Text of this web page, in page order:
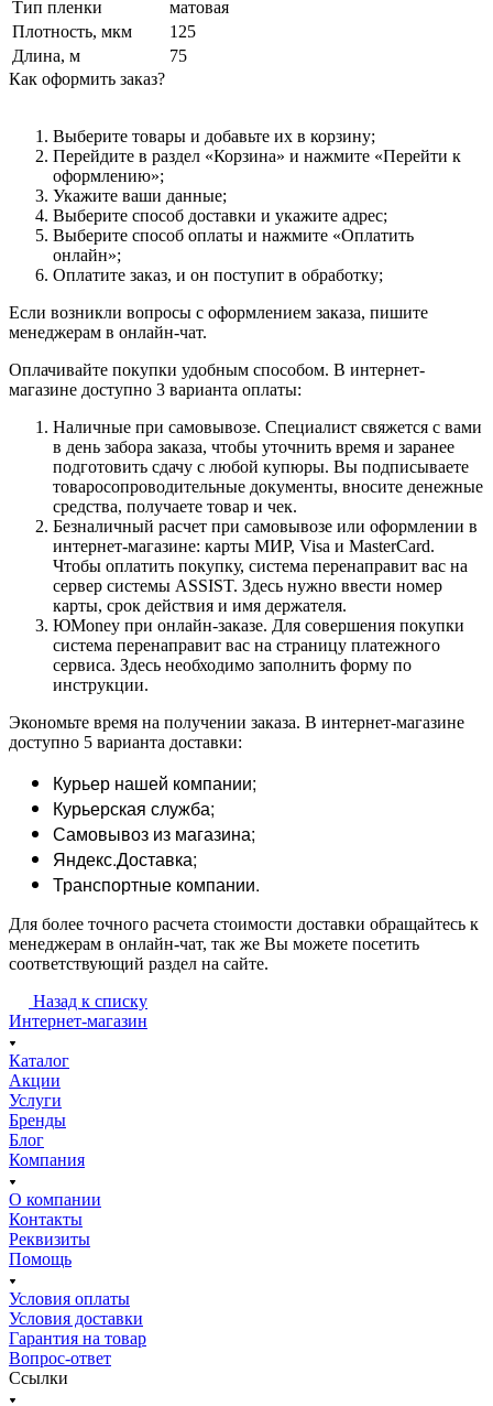
Тип пленки
матовая
Плотность, мкм
125
Длина, м
75
Как оформить заказ?
Выберите товары и добавьте их в корзину;
Перейдите в раздел «Корзина» и нажмите «Перейти к
оформлению»;
Укажите ваши данные;
Выберите способ доставки и укажите адрес;
Выберите способ оплаты и нажмите «Оплатить
онлайн»;
Оплатите заказ, и он поступит в обработку;
Если возникли вопросы с оформлением заказа, пишите
менеджерам в онлайн-чат.
Оплачивайте покупки удобным способом. В интернет-
магазине доступно 3 варианта оплаты:
Наличные при самовывозе. Специалист свяжется с вами
в день забора заказа, чтобы уточнить время и заранее
подготовить сдачу с любой купюры. Вы подписываете
товаросопроводительные документы, вносите денежные
средства, получаете товар и чек.
Безналичный расчет при самовывозе или оформлении в
интернет-магазине: карты МИР, Visa и MasterCard.
Чтобы оплатить покупку, система перенаправит вас на
сервер системы ASSIST. Здесь нужно ввести номер
карты, срок действия и имя держателя.
ЮMoney при онлайн-заказе. Для совершения покупки
система перенаправит вас на страницу платежного
сервиса. Здесь необходимо заполнить форму по
инструкции.
Экономьте время на получении заказа. В интернет-магазине
доступно 5 варианта доставки:
Курьер нашей компании;
Курьерская служба;
Самовывоз из магазина;
Яндекс.Доставка;
Транспортные компании.
Для более точного расчета стоимости доставки обращайтесь к
менеджерам в онлайн-чат, так же Вы можете посетить
соответствующий раздел на сайте.
Назад к списку
Интернет-магазин
Каталог
Акции
Услуги
Бренды
Блог
Компания
О компании
Контакты
Реквизиты
Помощь
Условия оплаты
Условия доставки
Гарантия на товар
Вопрос-ответ
Ссылки